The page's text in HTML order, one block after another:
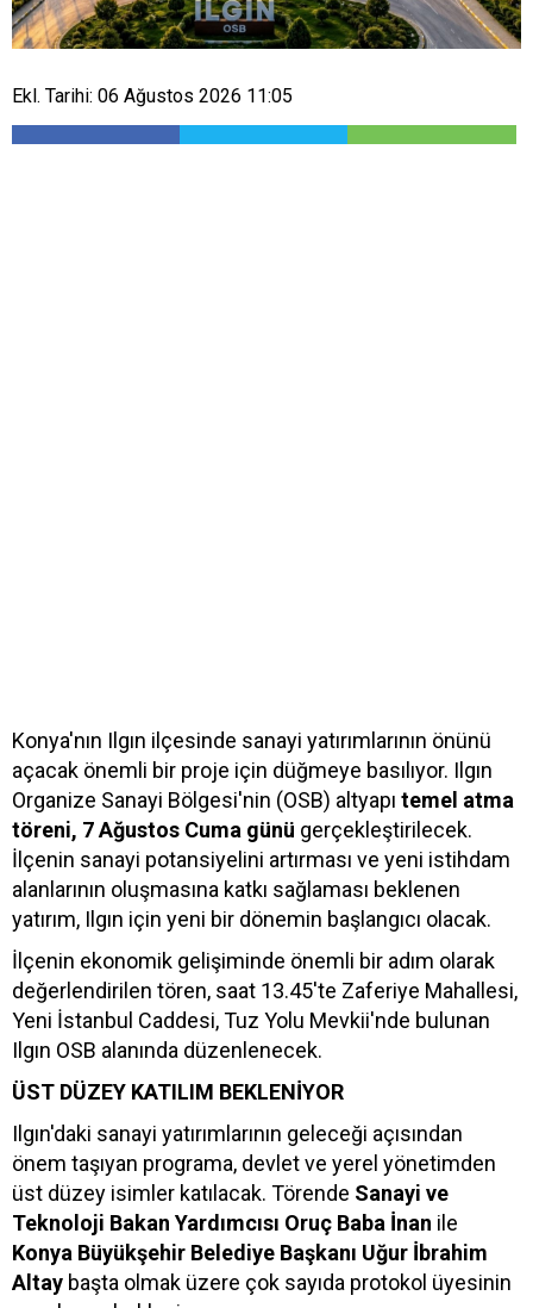
Ekl. Tarihi: 06 Ağustos 2026 11:05
Konya'nın Ilgın ilçesinde sanayi yatırımlarının önünü
açacak önemli bir proje için düğmeye basılıyor. Ilgın
Organize Sanayi Bölgesi'nin (OSB) altyapı temel atma
töreni, 7 Ağustos Cuma günü gerçekleştirilecek.
İlçenin sanayi potansiyelini artırması ve yeni istihdam
alanlarının oluşmasına katkı sağlaması beklenen
yatırım, Ilgın için yeni bir dönemin başlangıcı olacak.
İlçenin ekonomik gelişiminde önemli bir adım olarak
değerlendirilen tören, saat 13.45'te Zaferiye Mahallesi,
Yeni İstanbul Caddesi, Tuz Yolu Mevkii'nde bulunan
Ilgın OSB alanında düzenlenecek.
ÜST DÜZEY KATILIM BEKLENİYOR
Ilgın'daki sanayi yatırımlarının geleceği açısından
önem taşıyan programa, devlet ve yerel yönetimden
üst düzey isimler katılacak. Törende Sanayi ve
Teknoloji Bakan Yardımcısı Oruç Baba İnan ile
Konya Büyükşehir Belediye Başkanı Uğur İbrahim
Altay başta olmak üzere çok sayıda protokol üyesinin